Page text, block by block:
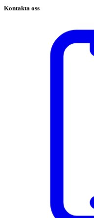
Kontakta oss